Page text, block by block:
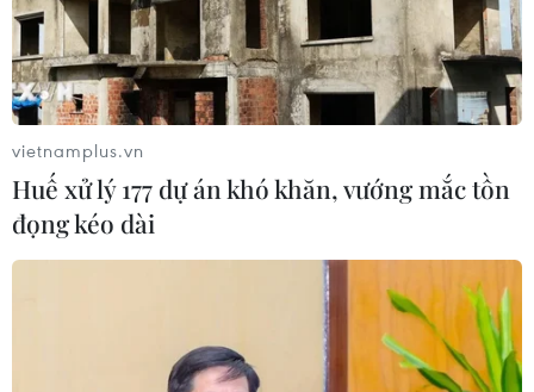
#Cháy tàu cao tốc #Bị thương
#Nổ động cơ
#Vịnh Thái Lan
Thái Lan
Theo dõi VietnamPlus
vietnamplus.vn
Huế xử lý 177 dự án khó khăn, vướng mắc tồn
đọng kéo dài